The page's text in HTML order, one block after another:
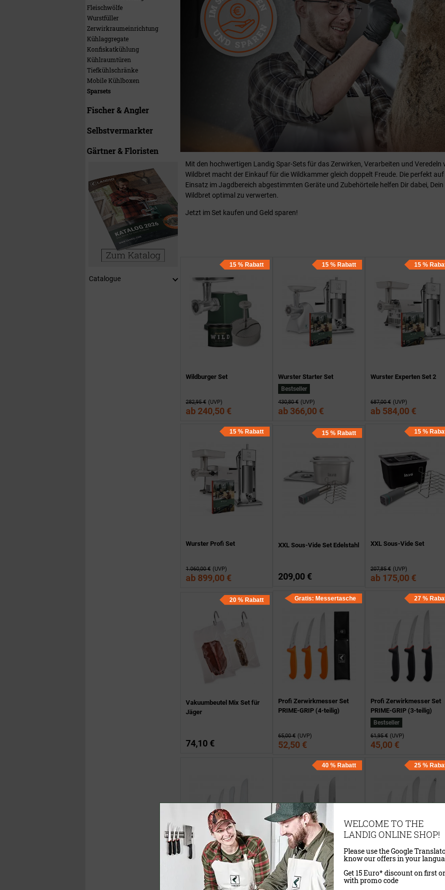
Fleischwölfe
Wurstfüller
Zerwirkraumeinrichtung
Kühlaggregate
Konfiskatkühlung
Kühlraumtüren
Tiefkühlschränke
Mobile Kühlboxen
Sparsets
Fischer & Angler
Selbstvermarkter
Gärtner & Floristen
Catalogue
Mit den hochwertigen Landig Spar-Sets für das Zerwirken, Verarbeiten und Veredeln
Wildbret macht der Einkauf für die Wildkammer gleich doppelt Freude. Die perfekt
Einsatz im Jagdbereich abgestimmten Geräte und Zubehörteile helfen Dir dabei, Dein
Wildbret optimal zu verwerten.
Jetzt im Set kaufen und Geld sparen!
15 % Rabatt
Wildburger Set
282,95 € (UVP)
ab 240,50 €
15 % Rabatt
Wurster Starter Set
Bestseller
430,80 € (UVP)
ab 366,00 €
15 %
Wurster Experten Set 2
687,00 € (UVP)
ab 584,00 €
15 % Rabatt
Wurster Profi Set
1.060,00 € (UVP)
ab 899,00 €
15 % Rabatt
XXL Sous-Vide Set Edelstahl
209,00 €
15 %
XXL Sous-Vide Set
207,85 € (UVP)
ab 175,00 €
20 % Rabatt
Vakuumbeutel Mix Set für
Jäger
74,10 €
Gratis: Messertasche
Profi Zerwirkmesser Set
PRIME-GRIP (4-teilig)
65,00 € (UVP)
52,50 €
27 %
Profi Zerwirkmesser Set
PRIME-GRIP (3-teilig)
Bestseller
61,95 € (UVP)
45,00 €
Profi Messerset (4-teilig)
40 % Rabatt
Profi Messerset (3-teilig)
25 %
teilig)
WELCOME TO THE
LANDIG ONLINE SHOP!
Please use the Google
know our offers in your
Get 15 Euro* discount on first
with promo code